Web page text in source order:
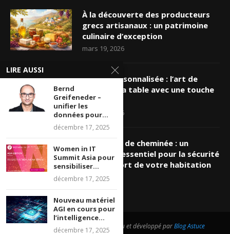
À la découverte des producteurs
grecs artisanaux : un patrimoine
culinaire d’exception
mars 19, 2026
Nappe personnalisée : l’art de
sublimer sa table avec une touche
unique
mars 16, 2026
Ramonage de cheminée : un
entretien essentiel pour la sécurité
et le confort de votre habitation
mars 8, 2026
@2026 - Tous droits réservés. Conçu et développé parBlog Astuce
LIRE AUSSI
Bernd
Greifeneder –
unifier les
données pour...
décembre 17, 2025
Women in IT
Summit Asia pour
sensibiliser...
décembre 17, 2025
Nouveau matériel
AGI en cours pour
l’intelligence...
décembre 17, 2025